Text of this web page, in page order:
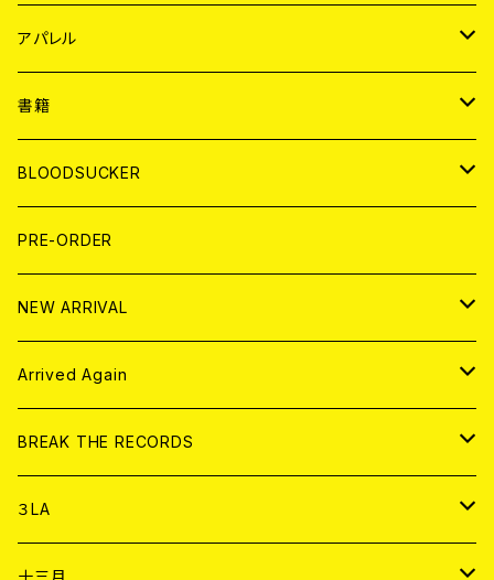
WORLD
JAPAN
７EP
LP
WORLD
7EP
LP
アパレル
JAPAN
T-shirt
HOOD
WORLD
T-shirt
HOOD
書籍
MAGAZINE
BOLLOCKS
EL ZINE
写真集 (PHOTOBOOK)
BLOODSUCKER
CD
アナログ
アパレル
書籍
DIGITAL CONTENTS
PRE-ORDER
NEW ARRIVAL
CD
アナログ
Arrived Again
CD
アナログ
BREAK THE RECORDS
CD
ANALOG
３LA
CD
十三月